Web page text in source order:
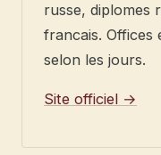
russe, diplomes
francais. Offices
selon les jours.
Site officiel →